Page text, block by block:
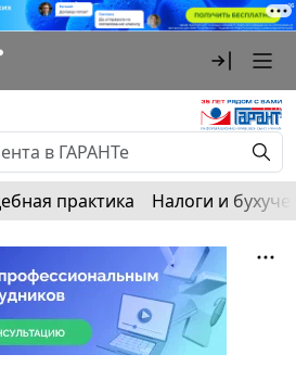
практика Налоги и